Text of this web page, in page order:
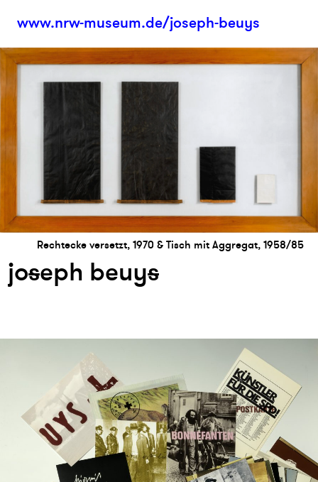
www.nrw-museum.de/joseph-beuys
Rechtecke versetzt, 1970 & Tisch mit Aggregat, 1958/85
joseph beuys